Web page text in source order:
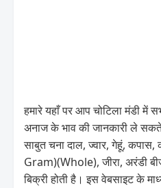
हमारे यहाँ पर आप चोटिला मंडी में
अनाज के भाव की जानकारी ले सकते
साबुत चना दाल, ज्वार, गेहूं,
Gram)(Whole), जीरा, अरंडी
बिक्री होती है। इस वेबसाइट के